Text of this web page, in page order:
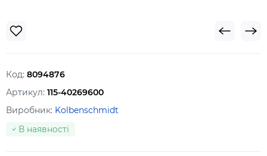
Код: 8094876
Артикул: 115-40269600
Виробник: Kolbenschmidt
В наявності